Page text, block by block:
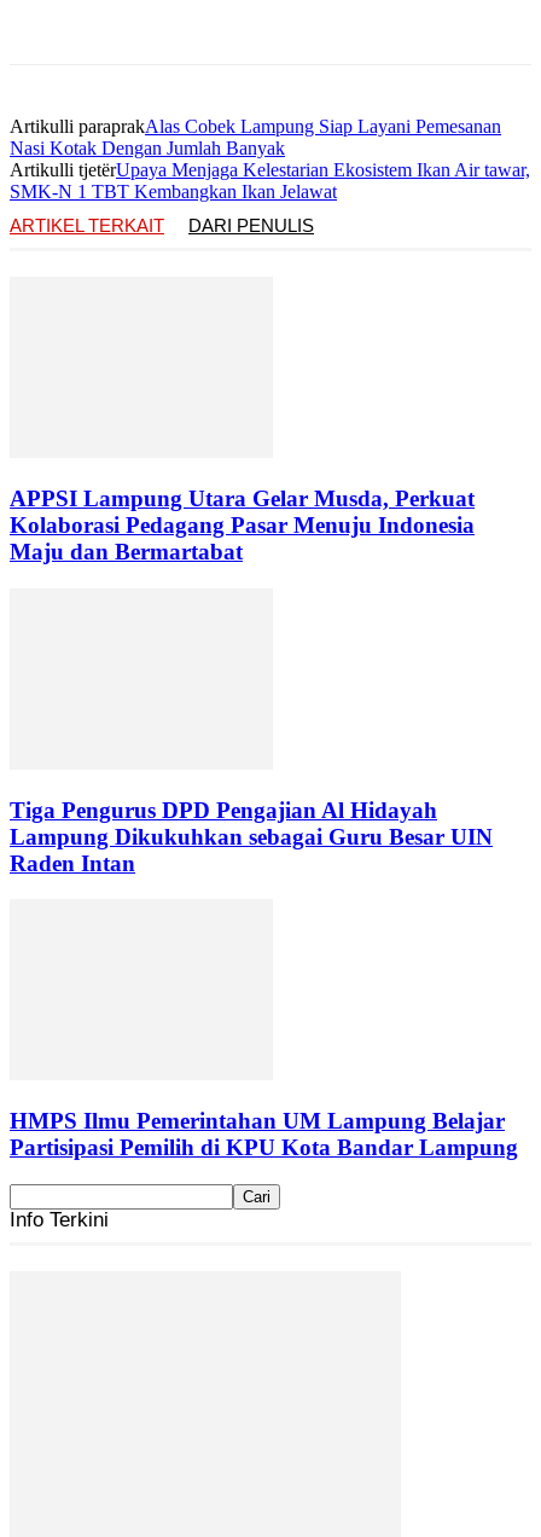
Artikulli paraprakAlas Cobek Lampung Siap Layani Pemesanan
Nasi Kotak Dengan Jumlah Banyak
Artikulli tjetërUpaya Menjaga Kelestarian Ekosistem Ikan Air tawar,
SMK-N 1 TBT Kembangkan Ikan Jelawat
ARTIKEL TERKAIT
DARI PENULIS
APPSI Lampung Utara Gelar Musda, Perkuat
Kolaborasi Pedagang Pasar Menuju Indonesia
Maju dan Bermartabat
Tiga Pengurus DPD Pengajian Al Hidayah
Lampung Dikukuhkan sebagai Guru Besar UIN
Raden Intan
HMPS Ilmu Pemerintahan UM Lampung Belajar
Partisipasi Pemilih di KPU Kota Bandar Lampung
Info Terkini